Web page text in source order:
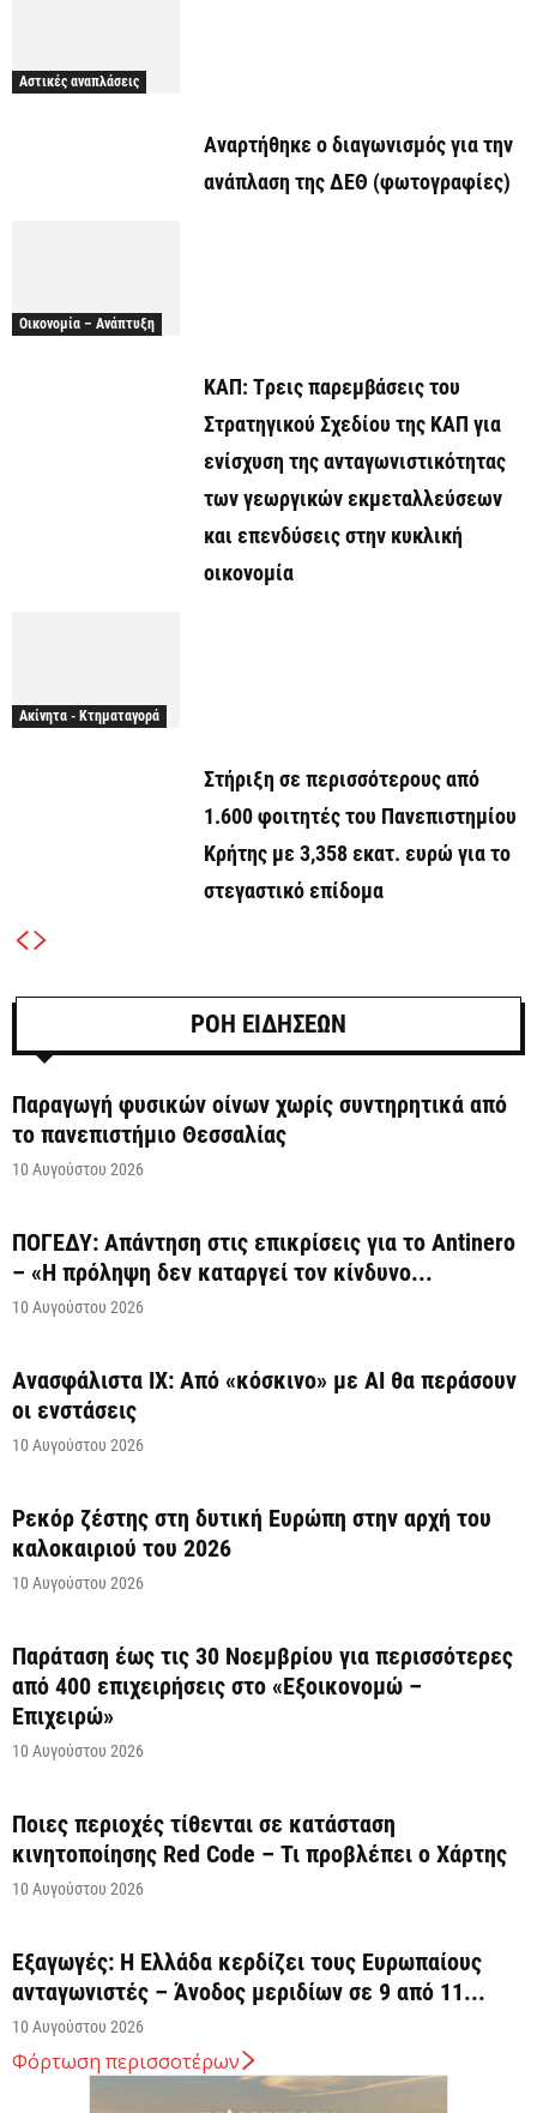
Αστικές αναπλάσεις
Αναρτήθηκε o διαγωνισμός για την
ανάπλαση της ΔΕΘ (φωτογραφίες)
Οικονομία – Ανάπτυξη
ΚΑΠ: Tρεις παρεμβάσεις του
Στρατηγικού Σχεδίου της ΚΑΠ για
ενίσχυση της ανταγωνιστικότητας
των γεωργικών εκμεταλλεύσεων
και επενδύσεις στην κυκλική
οικονομία
Ακίνητα - Κτηματαγορά
Στήριξη σε περισσότερους από
1.600 φοιτητές του Πανεπιστημίου
Κρήτης με 3,358 εκατ. ευρώ για το
στεγαστικό επίδομα
ΡΟΗ ΕΙΔΗΣΕΩΝ
Παραγωγή φυσικών οίνων χωρίς συντηρητικά από
το πανεπιστήμιο Θεσσαλίας
10 Αυγούστου 2026
ΠΟΓΕΔΥ: Απάντηση στις επικρίσεις για το Antinero
– «Η πρόληψη δεν καταργεί τον κίνδυνο...
10 Αυγούστου 2026
Ανασφάλιστα ΙΧ: Από «κόσκινο» με AI θα περάσουν
οι ενστάσεις
10 Αυγούστου 2026
Ρεκόρ ζέστης στη δυτική Ευρώπη στην αρχή του
καλοκαιριού του 2026
10 Αυγούστου 2026
Παράταση έως τις 30 Νοεμβρίου για περισσότερες
από 400 επιχειρήσεις στο «Εξοικονομώ –
Επιχειρώ»
10 Αυγούστου 2026
Ποιες περιοχές τίθενται σε κατάσταση
κινητοποίησης Red Code – Τι προβλέπει ο Χάρτης
10 Αυγούστου 2026
Εξαγωγές: Η Ελλάδα κερδίζει τους Ευρωπαίους
ανταγωνιστές – Άνοδος μεριδίων σε 9 από 11...
10 Αυγούστου 2026
Στα «σκαριά» στρατηγικό σχέδιο για την
Φόρτωση περισσοτέρων